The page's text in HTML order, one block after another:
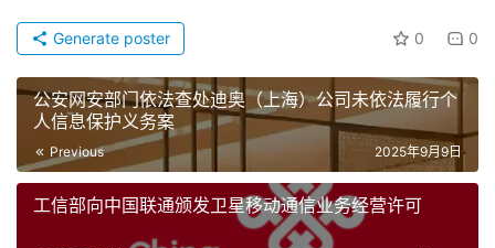
0 0
Generate poster
公安网安部门依法查处迪奥（上海）公司未依法履行个
人信息保护义务案
Previous 2025年9月9日
工信部向中国联通颁发卫星移动通信业务经营许可